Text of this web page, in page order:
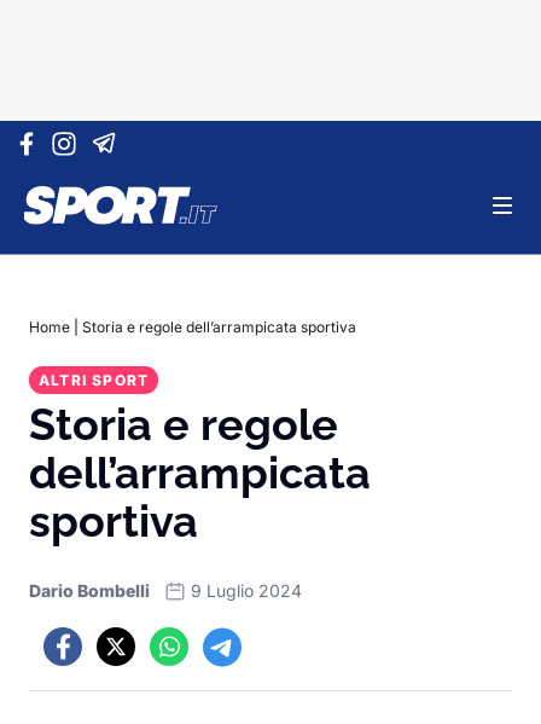
Vai al contenuto
Home Storia e regole dell’arrampicata sportiva
ALTRI SPORT
Storia e regole
dell’arrampicata
sportiva
Dario Bombelli 9 Luglio 2024